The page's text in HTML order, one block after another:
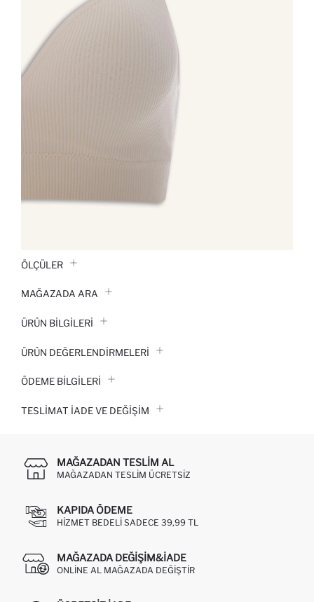
ÖLÇÜLER
MAĞAZADA ARA
ÜRÜN BILGILERI
ÜRÜN DEĞERLENDİRMELERİ
ÖDEME BİLGİLERİ
TESLIMAT İADE VE DEĞIŞIM
MAĞAZADAN TESLIM AL
MAĞAZADAN TESLIM ÜCRETSIZ
KAPIDA ÖDEME
HIZMET BEDELI SADECE 39,99 TL
MAĞAZADA DEĞIŞIM&İADE
ONLINE AL MAĞAZADA DEĞIŞTIR